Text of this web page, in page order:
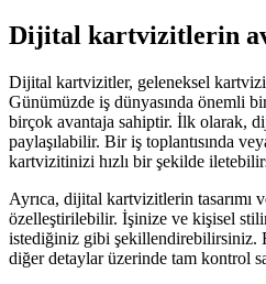
Dijital kartvizitlerin
Dijital kartvizitler, geleneksel
Günümüzde iş dünyasında önemli
birçok avantaja sahiptir. İlk olarak,
paylaşılabilir. Bir iş toplantısında
kartvizitinizi hızlı bir şekilde
Ayrıca, dijital kartvizitlerin tasarımı
özelleştirilebilir. İşinize ve kişisel
istediğiniz gibi şekillendirebilirsiniz.
diğer detaylar üzerinde tam kontrol